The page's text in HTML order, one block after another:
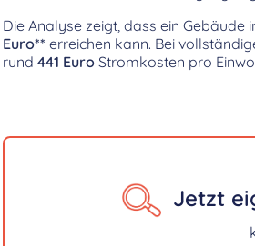
Die Analyse zeigt, dass ein Gebäude
Euro** erreichen kann. Bei
rund 441 Euro Stromkosten pro
Jetzt